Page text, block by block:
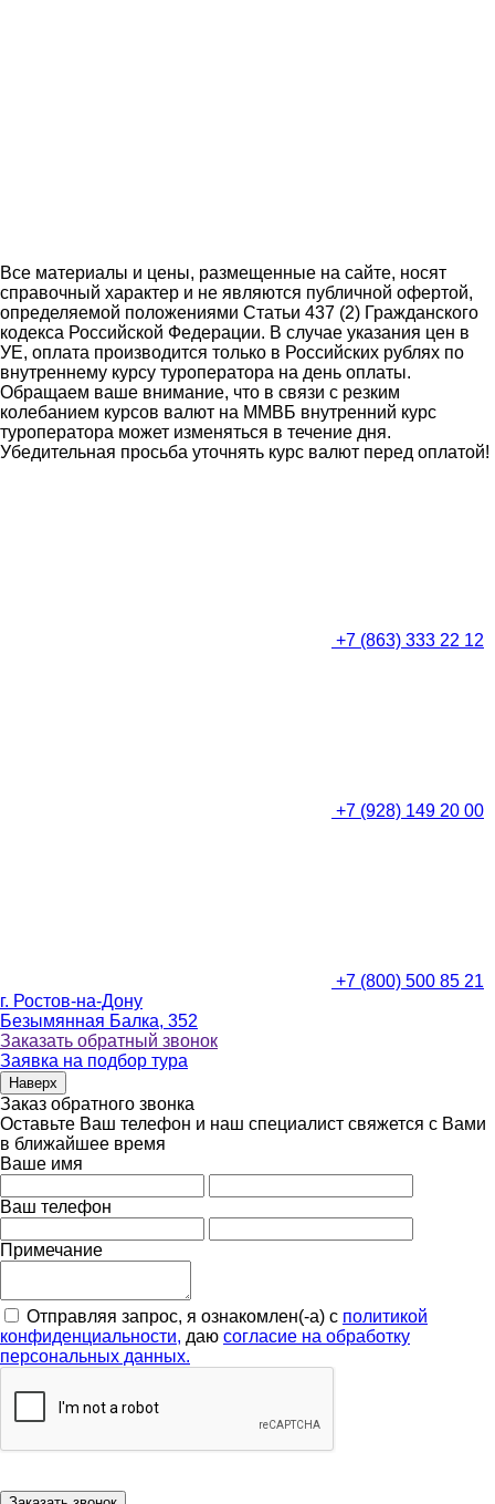
Все материалы и цены, размещенные на сайте, носят
справочный характер и не являются публичной офертой,
определяемой положениями Статьи 437 (2) Гражданского
кодекса Российской Федерации. В случае указания цен в
УЕ, оплата производится только в Российских рублях по
внутреннему курсу туроператора на день оплаты.
Обращаем ваше внимание, что в связи с резким
колебанием курсов валют на ММВБ внутренний курс
туроператора может изменяться в течение дня.
Убедительная просьба уточнять курс валют перед оплатой!
+7 (863) 333 22 12
+7 (928) 149 20 00
+7 (800) 500 85 21
г. Ростов-на-Дону
Безымянная Балка, 352
Заказать обратный звонок
Заявка на подбор тура
Наверх
Заказ обратного звонка
Оставьте Ваш телефон и наш специалист свяжется с Вами
в ближайшее время
Ваше имя
Ваш телефон
Примечание
Отправляя запрос, я ознакомлен(-а) с политикой
конфиденциальности, даю согласие на обработку
персональных данных.